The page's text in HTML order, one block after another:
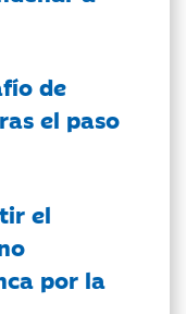
de
el paso
el
por la